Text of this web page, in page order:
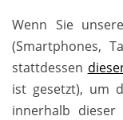
Wenn Sie
(Smartphones,
stattdessen
ist gesetzt), um
innerhalb